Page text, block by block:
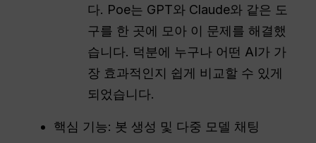
다. Poe는 GPT와 Claude와 같은 도
구를 한 곳에 모아 이 문제를 해결했
습니다. 덕분에 누구나 어떤 AI가 가
장 효과적인지 쉽게 비교할 수 있게
되었습니다.
핵심 기능: 봇 생성 및 다중 모델 채팅